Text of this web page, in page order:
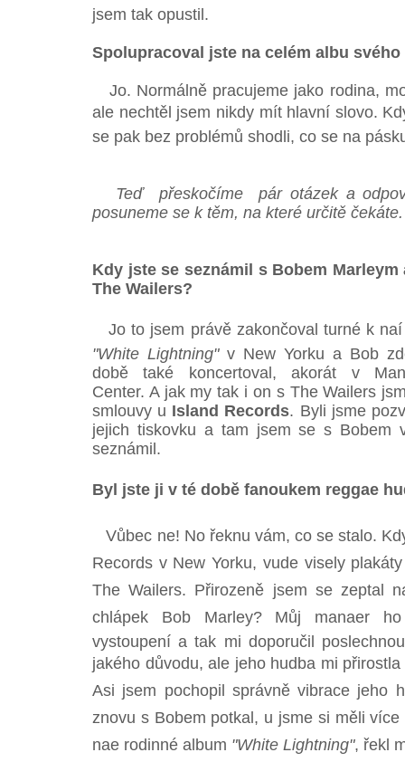
jsem tak opustil.
Spolupracoval jste na celém albu svého
Jo. Normálně pracujeme jako rodina,
ale nechtěl jsem nikdy mít hlavní slovo.
se pak bez problémů shodli, co se na
Teď přeskočíme pár otázek a
posuneme se k těm, na které určitě čekáte.
Kdy jste se seznámil s Bobem Marleym
The Wailers?
Jo to jsem právě zakončoval turné k
"White Lightning"v New Yorku a Bob
době také koncertoval, akorát v
Center. A jak my tak i on s The Wailers
smlouvy u Island Records. Byli jsme
jejich tiskovku a tam jsem se s Bobem
seznámil.
Byl jste ji v té době fanoukem reggae
Vůbec ne! No řeknu vám, co se stalo.
Records v New Yorku, vude visely
The Wailers. Přirozeně jsem se zeptal
chlápek Bob Marley? Můj manaer
vystoupení a tak mi doporučil
jakého důvodu, ale jeho hudba mi přirostla
Asi jsem pochopil správně vibrace jeho
znovu s Bobem potkal, u jsme si měli
nae rodinné album "White Lightning", řekl